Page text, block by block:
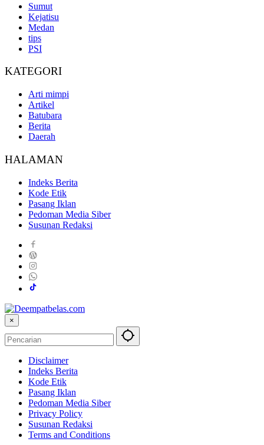
Sumut
Kejatisu
Medan
tips
PSI
KATEGORI
Arti mimpi
Artikel
Batubara
Berita
Daerah
HALAMAN
Indeks Berita
Kode Etik
Pasang Iklan
Pedoman Media Siber
Susunan Redaksi
×
Disclaimer
Indeks Berita
Kode Etik
Pasang Iklan
Pedoman Media Siber
Privacy Policy
Susunan Redaksi
Terms and Conditions